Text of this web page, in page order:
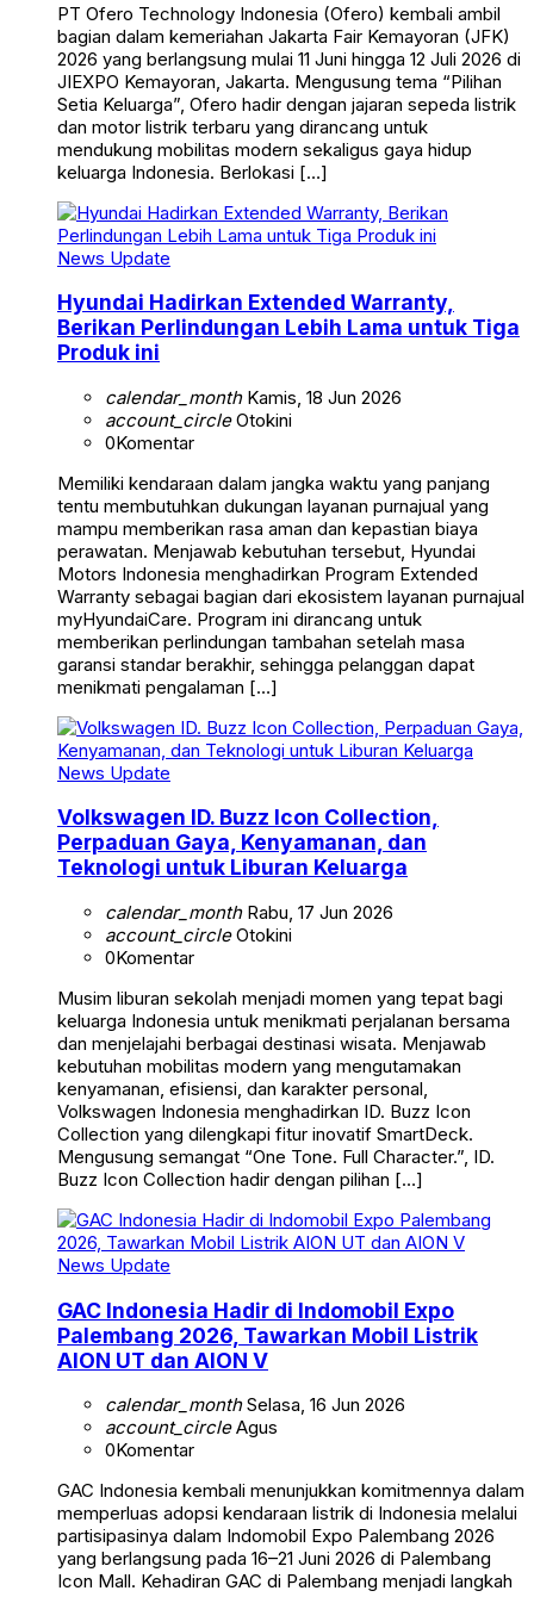
PT Ofero Technology Indonesia (Ofero) kembali ambil
bagian dalam kemeriahan Jakarta Fair Kemayoran (JFK)
2026 yang berlangsung mulai 11 Juni hingga 12 Juli 2026 di
JIEXPO Kemayoran, Jakarta. Mengusung tema “Pilihan
Setia Keluarga”, Ofero hadir dengan jajaran sepeda listrik
dan motor listrik terbaru yang dirancang untuk
mendukung mobilitas modern sekaligus gaya hidup
keluarga Indonesia. Berlokasi […]
News Update
Hyundai Hadirkan Extended Warranty,
Berikan Perlindungan Lebih Lama untuk Tiga
Produk ini
calendar_monthKamis, 18 Jun 2026
account_circleOtokini
0Komentar
Memiliki kendaraan dalam jangka waktu yang panjang
tentu membutuhkan dukungan layanan purnajual yang
mampu memberikan rasa aman dan kepastian biaya
perawatan. Menjawab kebutuhan tersebut, Hyundai
Motors Indonesia menghadirkan Program Extended
Warranty sebagai bagian dari ekosistem layanan purnajual
myHyundaiCare. Program ini dirancang untuk
memberikan perlindungan tambahan setelah masa
garansi standar berakhir, sehingga pelanggan dapat
menikmati pengalaman […]
News Update
Volkswagen ID. Buzz Icon Collection,
Perpaduan Gaya, Kenyamanan, dan
Teknologi untuk Liburan Keluarga
calendar_monthRabu, 17 Jun 2026
account_circleOtokini
0Komentar
Musim liburan sekolah menjadi momen yang tepat bagi
keluarga Indonesia untuk menikmati perjalanan bersama
dan menjelajahi berbagai destinasi wisata. Menjawab
kebutuhan mobilitas modern yang mengutamakan
kenyamanan, efisiensi, dan karakter personal,
Volkswagen Indonesia menghadirkan ID. Buzz Icon
Collection yang dilengkapi fitur inovatif SmartDeck.
Mengusung semangat “One Tone. Full Character.”, ID.
Buzz Icon Collection hadir dengan pilihan […]
News Update
GAC Indonesia Hadir di Indomobil Expo
Palembang 2026, Tawarkan Mobil Listrik
AION UT dan AION V
calendar_monthSelasa, 16 Jun 2026
account_circleAgus
0Komentar
GAC Indonesia kembali menunjukkan komitmennya dalam
memperluas adopsi kendaraan listrik di Indonesia melalui
partisipasinya dalam Indomobil Expo Palembang 2026
yang berlangsung pada 16–21 Juni 2026 di Palembang
Icon Mall. Kehadiran GAC di Palembang menjadi langkah